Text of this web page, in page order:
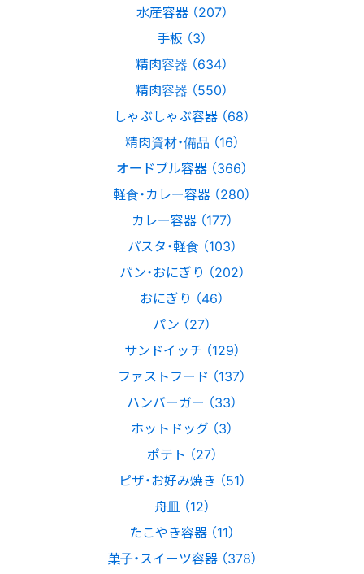
水産容器 （207）
手板 （3）
精肉容器 （634）
精肉容器 （550）
しゃぶしゃぶ容器 （68）
精肉資材・備品 （16）
オードブル容器 （366）
軽食・カレー容器 （280）
カレー容器 （177）
パスタ・軽食 （103）
パン・おにぎり （202）
おにぎり （46）
パン （27）
サンドイッチ （129）
ファストフード （137）
ハンバーガー （33）
ホットドッグ （3）
ポテト （27）
ピザ・お好み焼き （51）
舟皿 （12）
たこやき容器 （11）
菓子・スイーツ容器 （378）